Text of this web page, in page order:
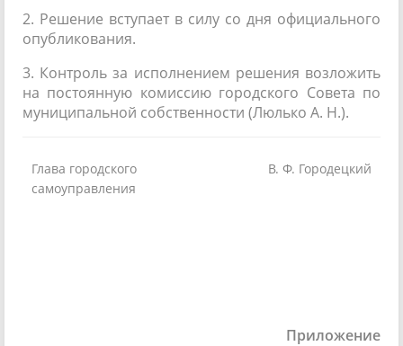
2. Решение вступает в силу со дня официального
опубликования.
3. Контроль за исполнением решения возложить
на постоянную комиссию городского Совета по
муниципальной собственности (Люлько А. Н.).
Глава городского
самоуправления
В. Ф. Городецкий
Приложение